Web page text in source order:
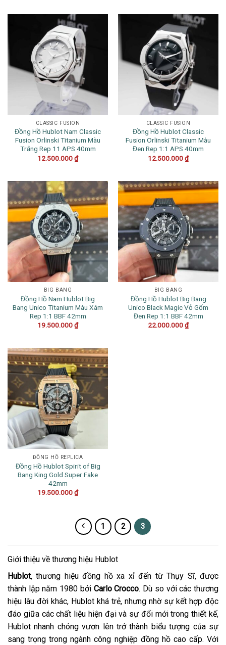
CLASSIC FUSION
Đồng Hồ Hublot Nam Classic
Fusion Orlinski Titanium Màu
Trắng Rep 11 APS 40mm
12.500.000₫
CLASSIC FUSION
Đồng Hồ Hublot Classic
Fusion Orlinski Titanium Màu
Đen Rep 1:1 APS 40mm
12.500.000₫
BIG BANG
Đồng Hồ Nam Hublot Big
Bang Unico Titanium Màu Xám
Rep 1:1 BBF 42mm
19.500.000₫
BIG BANG
Đồng Hồ Hublot Big Bang
Unico Black Magic Vỏ Gốm
Đen Rep 1:1 BBF 42mm
22.000.000₫
ĐỒNG HỒ REPLICA
Đồng Hồ Hublot Spirit of Big
Bang King Gold Super Fake
42mm
19.500.000₫
1 2 3
Giới thiệu về thương hiệu Hublot
Hublot, thương hiệu đồng hồ xa xỉ đến từ Thụy Sĩ, được
thành lập năm 1980 bởi Carlo Crocco. Dù so với các thương
hiệu lâu đời khác, Hublot khá trẻ, nhưng nhờ sự kết hợp độc
đáo giữa các chất liệu hiện đại và sự đổi mới trong thiết kế,
Hublot nhanh chóng vươn lên trở thành biểu tượng của sự
sang trọng trong ngành công nghiệp đồng hồ cao cấp. Với